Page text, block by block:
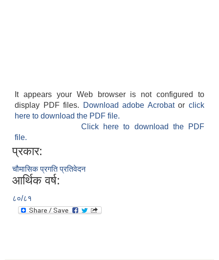
It appears your Web browser is not configured to
display PDF files.
Download adobe Acrobatorclick
here to download the PDF file.
Click here to download the PDF
file.
प्रकार:
चौमासिक प्रगति प्रतिवेदन
आर्थिक वर्ष:
८०/८१